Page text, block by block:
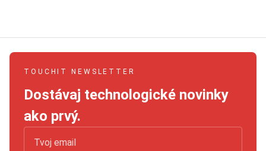
TOUCHIT NEWSLETTER
Dostávaj technologické novinky
ako prvý.